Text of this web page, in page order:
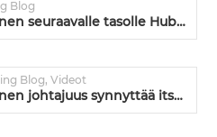
Blog
Myynnin johtaminen seuraavalle tasolle HubSpotin avulla
Blog, Videot
Videoblogi: Millainen johtajuus synnyttää itseohjautuvuutta ja vastuunottoa?